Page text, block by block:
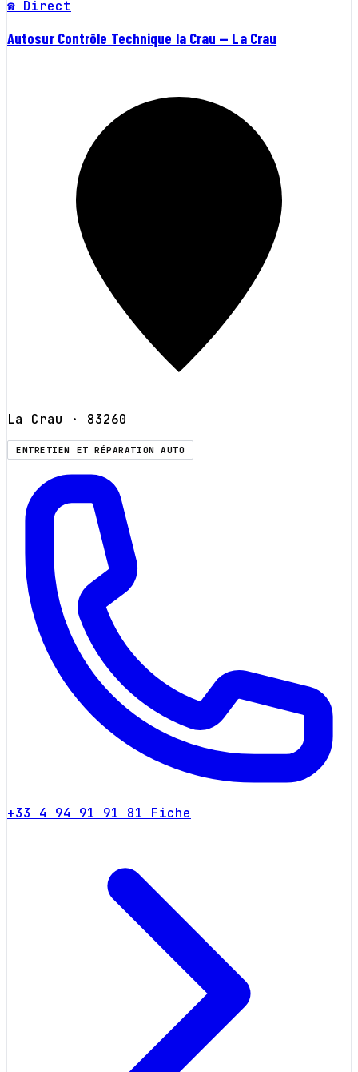
☎ Direct
Autosur Contrôle Technique la Crau — La Crau
La Crau · 83260
ENTRETIEN ET RÉPARATION AUTO
+33 4 94 91 91 81 Fiche